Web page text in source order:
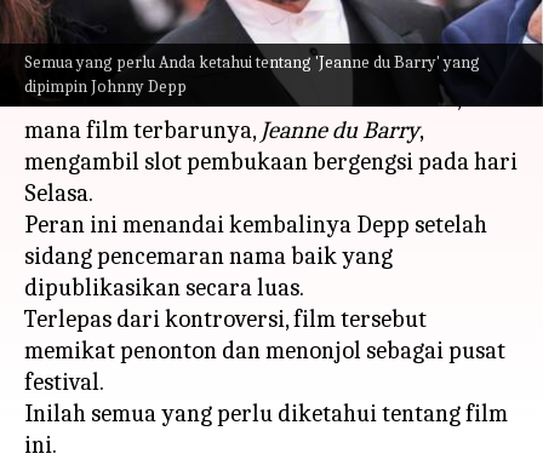
Semua yang perlu Anda ketahui tentang 'Jeanne du Barry' yang
dipimpin Johnny Depp
Apa ceritanya
Aktor terkenal Johnny Depp merebut kembali
sorotan di Festival Film Cannes edisi ke-76, di
mana film terbarunya, Jeanne du Barry,
mengambil slot pembukaan bergengsi pada hari
Selasa.
Peran ini menandai kembalinya Depp setelah
sidang pencemaran nama baik yang
dipublikasikan secara luas.
Terlepas dari kontroversi, film tersebut
memikat penonton dan menonjol sebagai pusat
festival.
Inilah semua yang perlu diketahui tentang film